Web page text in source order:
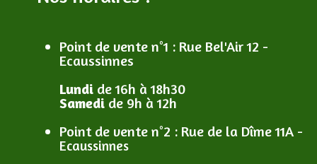
Point de vente n°1 : Rue Bel'Air 12 -
Ecaussinnes
Lundi de 16h à 18h30
Samedi de 9h à 12h
Point de vente n°2 : Rue de la Dîme 11A -
Ecaussinnes